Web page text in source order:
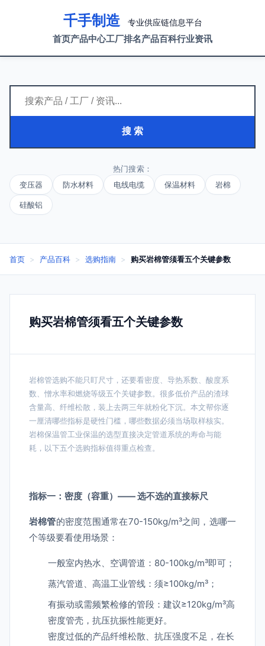
千手制造 专业供应链信息平台
首页产品中心工厂排名产品百科行业资讯
搜 索
热门搜索：
变压器
防水材料 电线电缆 保温材料 岩棉
硅酸铝
首页 > 产品百科 > 选购指南 > 购买岩棉管须看五个关键参数
购买岩棉管须看五个关键参数
岩棉管选购不能只盯尺寸，还要看密度、导热系数、酸度系
数、憎水率和燃烧等级五个关键参数。很多低价产品的渣球
含量高、纤维松散，装上去两三年就粉化下沉。本文帮你逐
一厘清哪些指标是硬性门槛，哪些数据必须当场取样核实。
岩棉保温管工业保温的选型直接决定管道系统的寿命与能
耗，以下五个选购指标值得重点检查。
指标一：密度（容重）—— 选不选的直接标尺
岩棉管的密度范围通常在70-150kg/m³之间，选哪一
个等级要看使用场景：
一般室内热水、空调管道：80-100kg/m³即可；
蒸汽管道、高温工业管线：须≥100kg/m³；
有振动或需频繁检修的管段：建议≥120kg/m³高
密度管壳，抗压抗振性能更好。
密度过低的产品纤维松散、抗压强度不足，在长